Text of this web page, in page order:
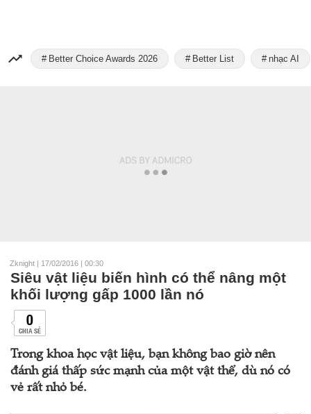
Better Choice Awards 2026 Better List nhạc AI
Zknight | 17/02/2016 | 00:30
Siêu vật liệu biến hình có thể nâng một
khối lượng gấp 1000 lần nó
0
CHIA SẺ
Trong khoa học vật liệu, bạn không bao giờ nên
đánh giá thấp sức mạnh của một vật thể, dù nó có
vẻ rất nhỏ bé.